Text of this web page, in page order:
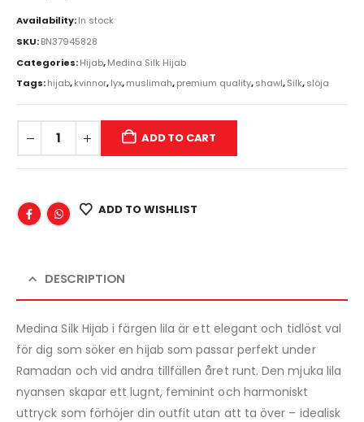
Availability:In stock
SKU:BN37945828
Categories:Hijab,Medina Silk Hijab
Tags:hijab,kvinnor,lyx,muslimah,premium quality,shawl,Silk,slöja
ADD TO CART
ADD TO WISHLIST
DESCRIPTION
Medina Silk Hijab i färgen lila är ett elegant och tidlöst val
för dig som söker en hijab som passar perfekt under
Ramadan och vid andra tillfällen året runt. Den mjuka lila
nyansen skapar ett lugnt, feminint och harmoniskt
uttryck som förhöjer din outfit utan att ta över – idealisk